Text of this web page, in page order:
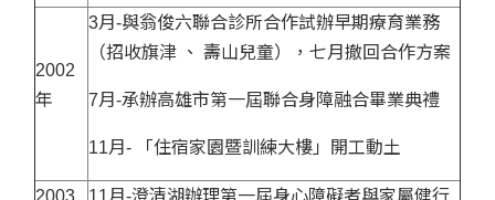
2002
年
3月-與翁俊六聯合診所合作試辦早期療育業務
（招收旗津 、 壽山兒童），七月撤回合作方案
7月-承辦高雄市第一屆聯合身障融合畢業典禮
11月- 「住宿家園暨訓練大樓」開工動土
2003
11月-澄清湖辦理第一屆身心障礙者與家屬健行